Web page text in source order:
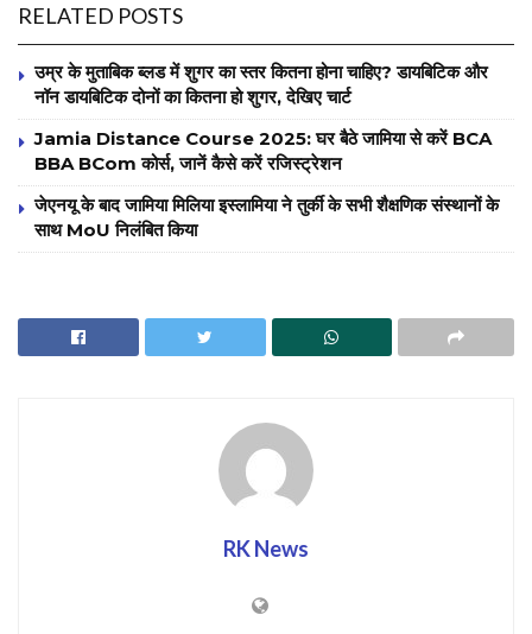
RELATED POSTS
उम्र के मुताबिक ब्लड में शुगर का स्तर कितना होना चाहिए? डायबिटिक और
नॉन डायबिटिक दोनों का कितना हो शुगर, देखिए चार्ट
Jamia Distance Course 2025: घर बैठे जामिया से करें BCA
BBA BCom कोर्स, जानें कैसे करें रजिस्ट्रेशन
जेएनयू के बाद जामिया मिलिया इस्लामिया ने तुर्की के सभी शैक्षणिक संस्थानों के
साथ MoU निलंबित किया
RK News